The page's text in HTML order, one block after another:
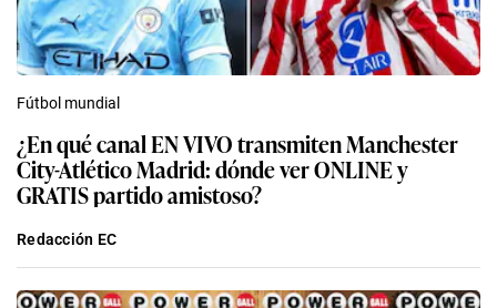
Fútbol mundial
¿En qué canal EN VIVO transmiten Manchester
City-Atlético Madrid: dónde ver ONLINE y
GRATIS partido amistoso?
Redacción EC